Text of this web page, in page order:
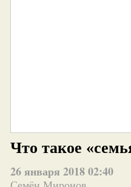
Что такое
26 января 2018 02:40